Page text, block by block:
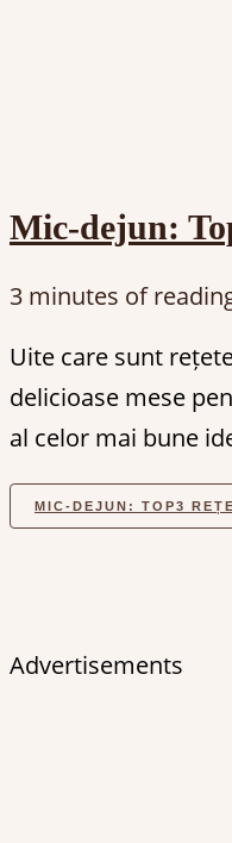
Mic-dejun:
3 minutes of
Uite care sunt
delicioase mese
al celor mai bune
MIC-DEJUN: TOP3
Advertisements